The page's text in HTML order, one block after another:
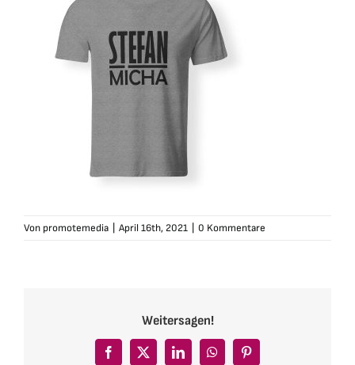
Von promotemedia April 16th, 2021 0 Kommentare
Weitersagen!
Facebook
X LinkedInWhatsAppPinterest